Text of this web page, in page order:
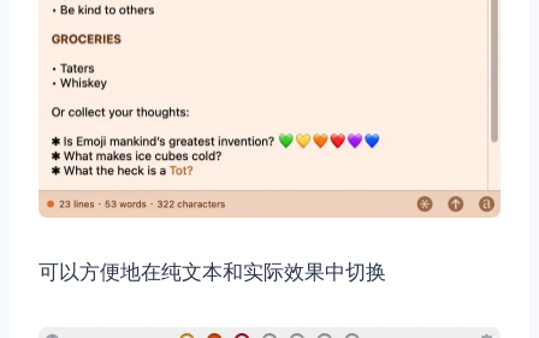
可以方便地在纯文本和实际效果中切换